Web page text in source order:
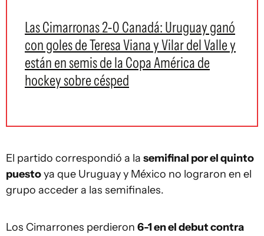
Las Cimarronas 2-0 Canadá: Uruguay ganó
con goles de Teresa Viana y Vilar del Valle y
están en semis de la Copa América de
hockey sobre césped
El partido correspondió a la semifinal por el quinto
puestoya que Uruguay y México no lograron en el
grupo acceder a las semifinales.
Los Cimarrones perdieron 6-1 en el debut contra